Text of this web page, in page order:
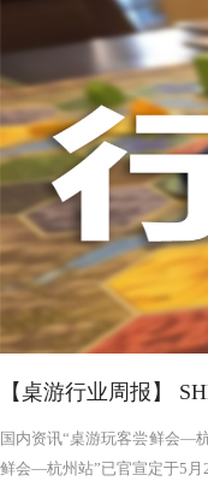
否进入罪恶的
雄在场上存活
日记录表，末
竭尽全力后，仍要凭着压倒性的力
多英雄中（基础
的能力，也各有
的危机，英雄
英雄更是需要不
英雄为了目标
战、面对压力
我体验的六局
游戏，不仅仅是
实现的艰巨挑战
【桌游行业周报】
国内资讯“桌游玩客尝鲜会—
鲜会—杭州站”已官宣定于5月